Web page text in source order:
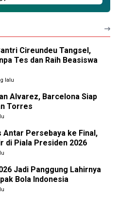
Cireundeu Tangsel,
Tes dan Raih Beasiswa
lalu
Alvarez, Barcelona Siap
Torres
Antar Persebaya ke Final,
di Piala Presiden 2026
Jadi Panggung Lahirnya
Bola Indonesia